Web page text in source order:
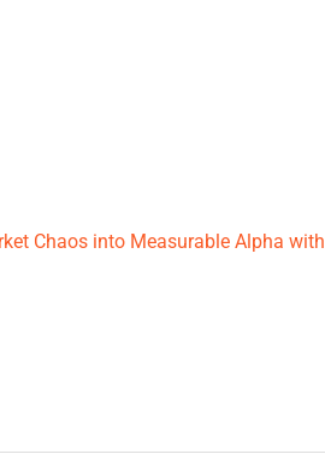
Chaos into Measurable Alpha with